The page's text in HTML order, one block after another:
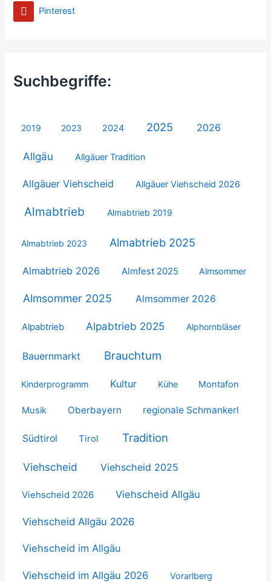
Pinterest
Suchbegriffe:
2019 2023 2024 2025 2026
Allgäu Allgäuer Tradition
Allgäuer Viehscheid Allgäuer Viehscheid 2026
Almabtrieb Almabtrieb 2019
Almabtrieb 2023 Almabtrieb 2025
Almabtrieb 2026 Almfest 2025 Almsommer
Almsommer 2025 Almsommer 2026
Alpabtrieb Alpabtrieb 2025 Alphornbläser
Bauernmarkt Brauchtum
Kinderprogramm Kultur Kühe Montafon
Musik Oberbayern regionale Schmankerl
Südtirol Tirol Tradition
Viehscheid Viehscheid 2025
Viehscheid 2026 Viehscheid Allgäu
Viehscheid Allgäu 2026
Viehscheid im Allgäu
Viehscheid im Allgäu 2026 Vorarlberg